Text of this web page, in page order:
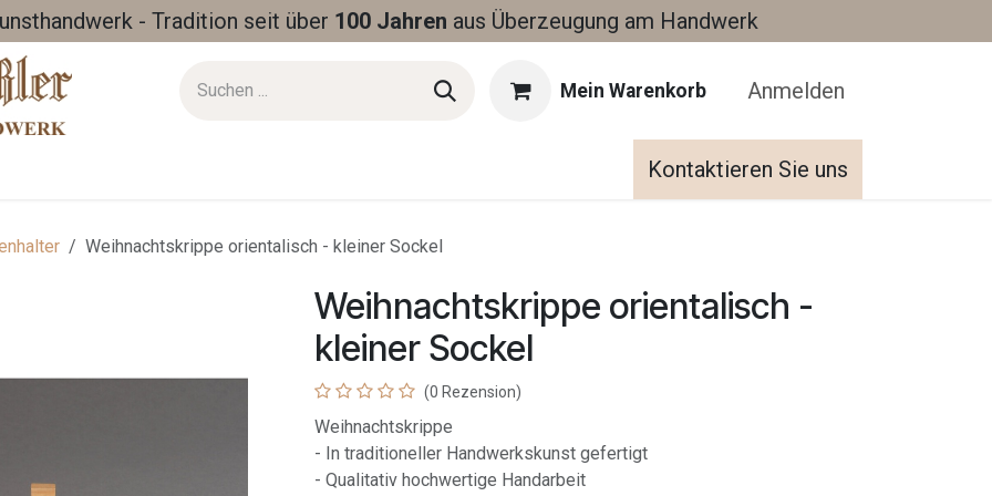
- Tradition seit über 100 Jahren aus Überzeugung am Handwerk
Mein Warenkorb Anmelden
Kontaktieren Sie uns
Weihnachtskrippe orientalisch - kleiner Sockel
Weihnachtskrippe orientalisch -
kleiner Sockel
(0 Rezension)
Weihnachtskrippe
- In traditioneller Handwerkskunst gefertigt
- Qualitativ hochwertige Handarbeit